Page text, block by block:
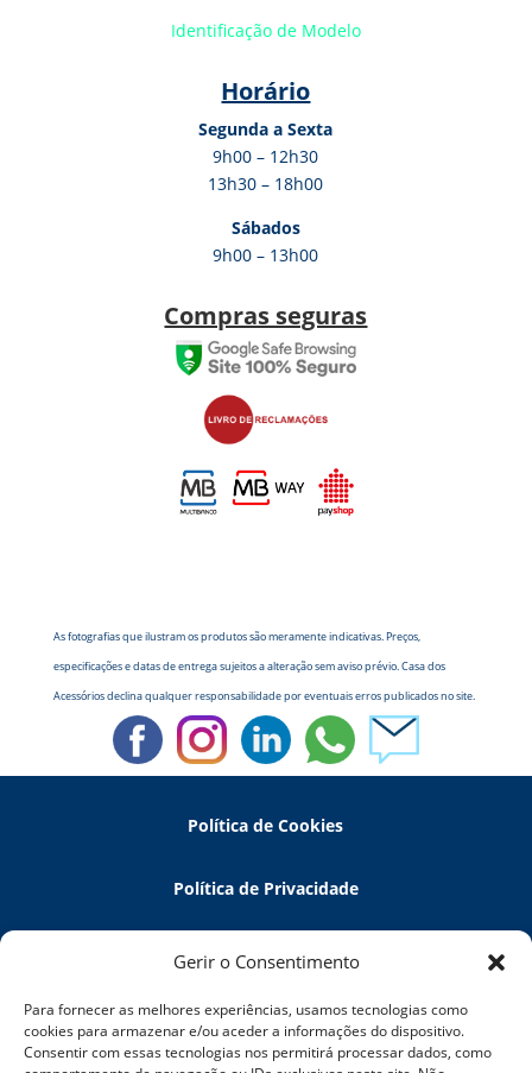
Gerir o Consentimento
Para fornecer as melhores experiências, usamos tecnologias como
cookies para armazenar e/ou aceder a informações do dispositivo.
Consentir com essas tecnologias nos permitirá processar dados, como
Identificação de Modelo
Horário
Segunda a Sexta
9h00 – 12h30
13h30 – 18h00
Sábados
9h00 – 13h00
Compras seguras
As fotografias que ilustram os produtos são meramente indicativas. Preços,
especificações e datas de entrega sujeitos a alteração sem aviso prévio. Casa dos
Acessórios declina qualquer responsabilidade por eventuais erros publicados no site.
Política de Cookies
Política de Privacidade
Política de Devoluções
Termos e Condições